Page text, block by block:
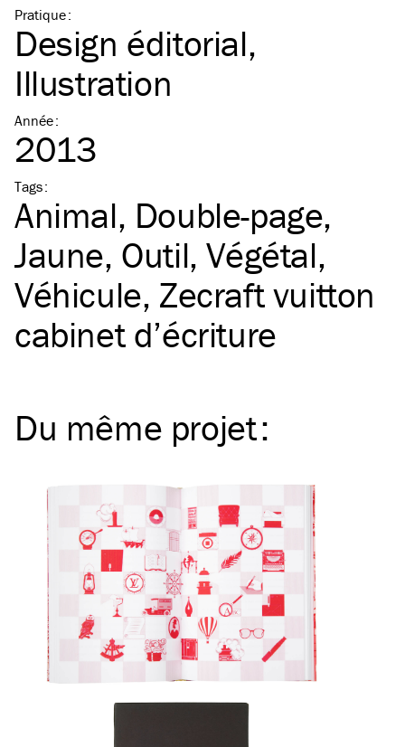
Pratique:
Design éditorial
Illustration
Année:
2013
Tags:
Animal Double-page
Jaune Outil Végétal
Véhicule Zecraft vuitton
cabinet d’écriture
Du même projet: